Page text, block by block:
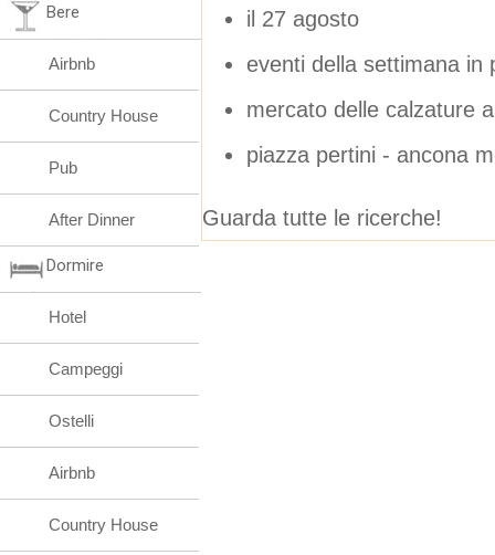
il 27 agosto
eventi della settimana in
mercato delle calzature
piazza pertini - ancona
Guarda tutte le ricerche!
Bere
Airbnb
Country House
Pub
After Dinner
Dormire
Hotel
Campeggi
Ostelli
Airbnb
Country House